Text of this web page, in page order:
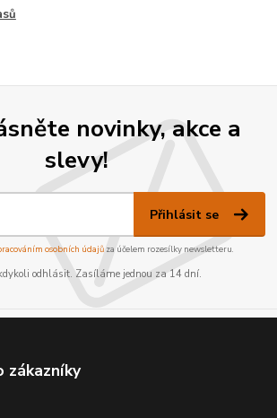
novinky, akce a
slevy!
Přihlásit se
osobních údajůza účelem rozesílky newsletteru.
odhlásit. Zasíláme jednou za 14 dní.
zákazníky